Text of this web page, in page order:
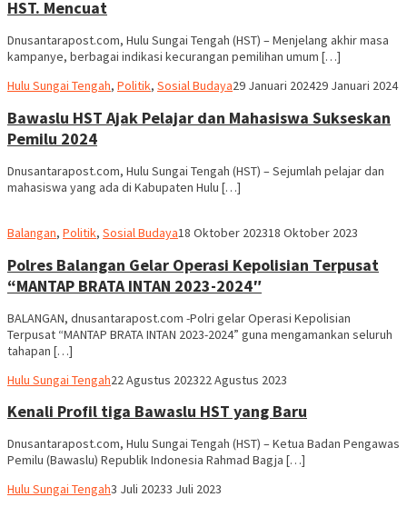
HST. Mencuat
Dnusantarapost.com, Hulu Sungai Tengah (HST) – Menjelang akhir masa
kampanye, berbagai indikasi kecurangan pemilihan umum […]
Hulu Sungai Tengah, Politik, Sosial BudayaHariadi
29 Januari 202429 Januari 2024
Bawaslu HST Ajak Pelajar dan Mahasiswa Sukseskan
Pemilu 2024
Dnusantarapost.com, Hulu Sungai Tengah (HST) – Sejumlah pelajar dan
mahasiswa yang ada di Kabupaten Hulu […]
Balangan, Politik, Sosial BudayaAbdul
18 Oktober 202318 Oktober 2023
Polres Balangan Gelar Operasi Kepolisian Terpusat
“MANTAP BRATA INTAN 2023-2024″
BALANGAN, dnusantarapost.com -Polri gelar Operasi Kepolisian
Terpusat “MANTAP BRATA INTAN 2023-2024” guna mengamankan seluruh
tahapan […]
Hulu Sungai TengahHariadi
22 Agustus 202322 Agustus 2023
Kenali Profil tiga Bawaslu HST yang Baru
Dnusantarapost.com, Hulu Sungai Tengah (HST) – Ketua Badan Pengawas
Pemilu (Bawaslu) Republik Indonesia Rahmad Bagja […]
Hulu Sungai TengahHariadi
3 Juli 20233 Juli 2023